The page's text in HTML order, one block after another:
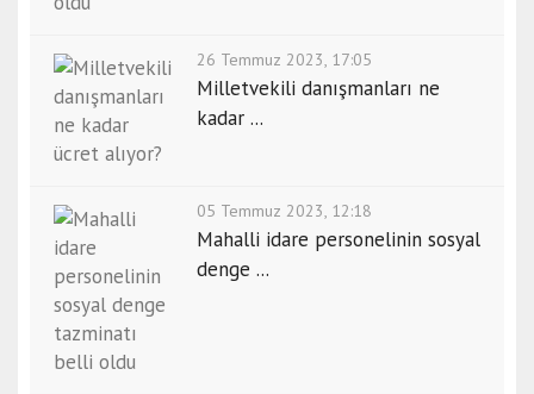
26 Temmuz 2023, 17:05
Milletvekili danışmanları ne
kadar ...
05 Temmuz 2023, 12:18
Mahalli idare personelinin sosyal
denge ...